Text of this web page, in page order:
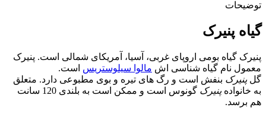
توضیحات
گیاه پنیرک
پنیرک گیاه بومی اروپای غربی، آسیا، آمریکای شمالی است. پنیرک
معمول نام گیاه شناسی اش مالوا سیلوستریس است.
گلپنیرک بنفش است و رگ های تیره و بوی مطبوعی دارد. متعلق
به خانوادهپنیرک
گونوس است و ممکن است به بلندی 120 سانت
هم برسد.